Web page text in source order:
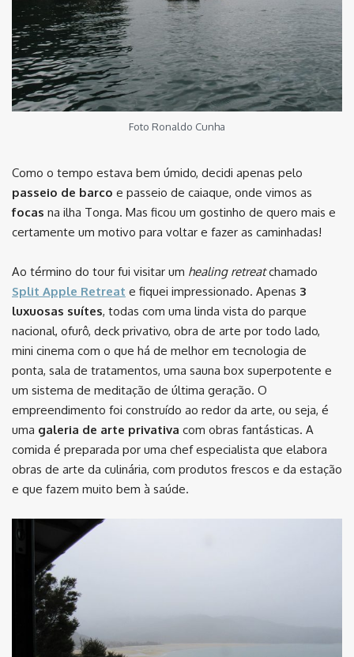
Foto Ronaldo Cunha
Como o tempo estava bem úmido, decidi apenas pelo
passeio de barco e passeio de caiaque, onde vimos as
focas na ilha Tonga. Mas ficou um gostinho de quero mais e
certamente um motivo para voltar e fazer as caminhadas!
Ao término do tour fui visitar um healing retreatchamado
Split Apple Retreat e fiquei impressionado. Apenas 3
luxuosas suítes, todas com uma linda vista do parque
nacional, ofurô, deck privativo, obra de arte por todo lado,
mini cinema com o que há de melhor em tecnologia de
ponta, sala de tratamentos, uma sauna box superpotente e
um sistema de meditação de última geração. O
empreendimento foi construído ao redor da arte, ou seja, é
uma galeria de arte privativa com obras fantásticas. A
comida é preparada por uma chef especialista que elabora
obras de arte da culinária, com produtos frescos e da estação
e que fazem muito bem à saúde.